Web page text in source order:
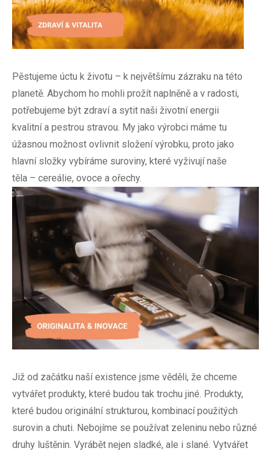
Pěstujeme úctu k životu – k největšímu zázraku na této
planetě. Abychom ho mohli prožít naplněně a v radosti,
potřebujeme být zdraví a sytit naši životní energii
kvalitní a pestrou stravou. My jako výrobci máme tu
úžasnou možnost ovlivnit složení výrobku, proto jako
hlavní složky vybíráme suroviny, které vyživují naše
těla – cereálie, ovoce a ořechy.
Již od začátku naší existence jsme věděli, že chceme
vytvářet produkty, které budou tak trochu jiné. Produkty,
které budou originální strukturou, kombinací použitých
surovin a chuti. Nebojíme se používat zeleninu nebo různé
druhy luštěnin. Vyrábět nejen sladké, ale i slané. Vytvářet